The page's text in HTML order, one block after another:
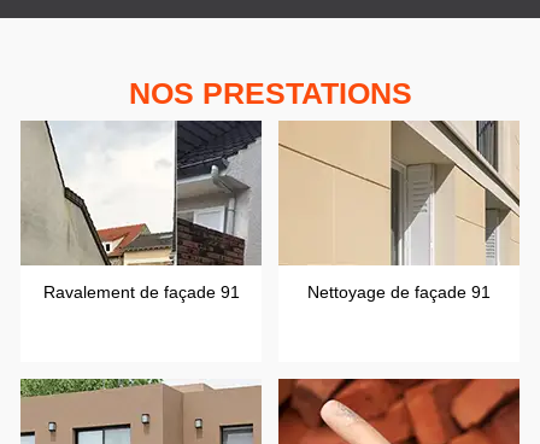
NOS PRESTATIONS
Ravalement de façade 91 Nettoyage de façade 91